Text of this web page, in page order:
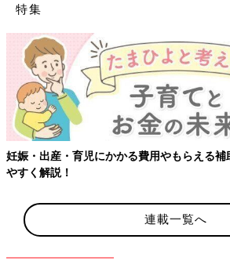
特集
妊娠・出産・育児にかかる費用やもらえる補
やすく解説！
連載一覧へ